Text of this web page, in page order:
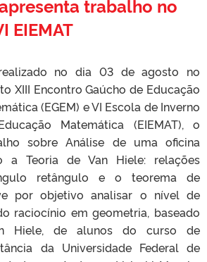
trabalho no
EIEMAT
no dia 03 de agosto no
XIII Encontro Gaúcho de Educação
(EGEM) e VI Escola de Inverno
Matemática (EIEMAT), o
sobre Análise de uma oficina
a Teoria de Van Hiele: relações
retângulo e o teorema de
por objetivo analisar o nível de
raciocínio em geometria, baseado
Hiele, de alunos do curso de
da Universidade Federal de